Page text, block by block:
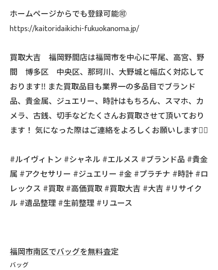
ホームページからでも登録可能🉑
https://kaitoridaikichi-fukuokanoma.jp/
買取大吉 福岡野間店は福岡市を中心に平尾、高宮、野
間 博多区 中央区、那珂川、大野城と幅広く対応して
おります‼️ また買取品目も業界一の多品目でブランド
品、貴金属、ジュエリー、時計はもちろん、スマホ、カ
メラ、古銭、切手などたくさんお買取させて頂いており
ます！ 気になった際はご連絡をよろしくお願いします🙇‍♂️
#ルイヴィトン #シャネル #エルメス #ブランド品 #貴金
属 #アクセサリー #ジュエリー #金 #プラチナ #時計 #ロ
レックス #買取 #高価買取 #買取大吉 #大吉 #リサイク
ル #遺品整理 #生前整理 #リユース
福岡市南区でバッグを無料査定
バッグ